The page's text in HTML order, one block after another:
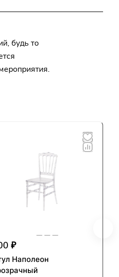
будь то
₽
Наполеон